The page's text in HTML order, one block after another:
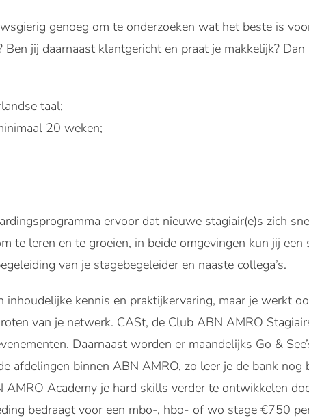
genoeg om te onderzoeken wat het beste is
jij daarnaast klantgericht en praat je makkelijk? Dan
taal;
20 weken;
ervoor dat nieuwe stagiair(e)s zich
te leren en te groeien, in beide omgevingen kun jij een
van je stagebegeleider en naaste collega’s.
kennis en praktijkervaring, maar je werkt
van je netwerk. CASt, de Club ABN AMRO
Daarnaast worden er maandelijks Go &
afdelingen binnen ABN AMRO, zo leer je de bank nog
Academy je hard skills verder te ontwikkelen
bedraagt voor een mbo-, hbo- of wo stage €750